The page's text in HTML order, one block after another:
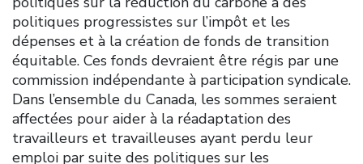
politiques progressistes sur l’impôt et les
dépenses et à la création de fonds de transition
équitable. Ces fonds devraient être régis par une
commission indépendante à participation syndicale.
Dans l’ensemble du Canada, les sommes seraient
affectées pour aider à la réadaptation des
travailleurs et travailleuses ayant perdu leur
emploi par suite des politiques sur les